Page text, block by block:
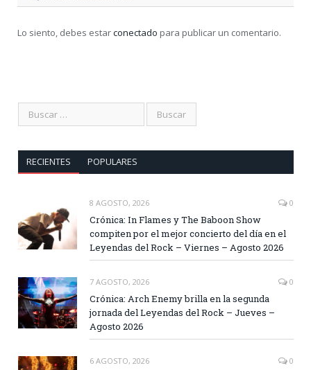
Lo siento, debes estarconectado para publicar un comentario.
RECIENTES POPULARES
8 AGOSTO, 2026 0
Crónica: In Flames y The Baboon Show
compiten por el mejor concierto del día en el
Leyendas del Rock – Viernes – Agosto 2026
7 AGOSTO, 2026 0
Crónica: Arch Enemy brilla en la segunda
jornada del Leyendas del Rock – Jueves –
Agosto 2026
6 AGOSTO, 2026 0